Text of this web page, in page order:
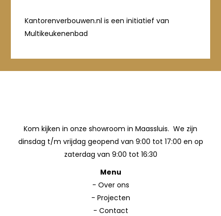
Kantorenverbouwen.nl is een initiatief van
Multikeukenenbad
Kom kijken in onze showroom in Maassluis. We zijn
dinsdag t/m vrijdag geopend van 9:00 tot 17:00 en op
zaterdag van 9:00 tot 16:30
Menu
- Over ons
- Projecten
- Contact